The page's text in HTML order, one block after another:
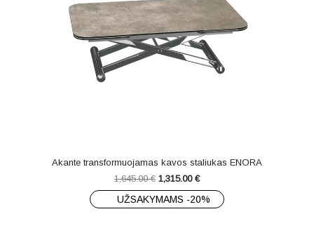
Akante transformuojamas kavos staliukas ENORA
1,645.00€ 1,315.00 €
UŽSAKYMAMS -20%